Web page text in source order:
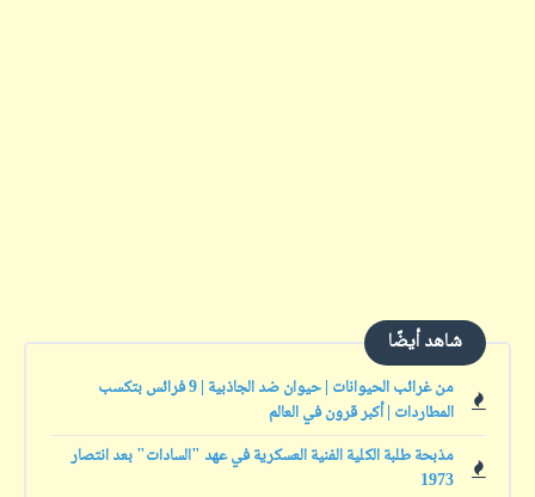
شاهد أيضًا
من غرائب الحيوانات | حيوان ضد الجاذبية | 9 فرائس بتكسب
المطاردات | أكبر قرون في العالم
مذبحة طلبة الكلية الفنية العسكرية في عهد "السادات" بعد انتصار
1973